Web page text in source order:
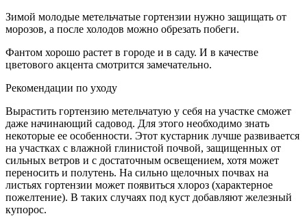
Зимой молодые метельчатые гортензии нужно защищать от
морозов, а после холодов можно обрезать побеги.
Фантом хорошо растет в городе и в саду. И в качестве
цветового акцента смотрится замечательно.
Рекомендации по уходу
Вырастить гортензию метельчатую у себя на участке сможет
даже начинающий садовод. Для этого необходимо знать
некоторые ее особенности. Этот кустарник лучше развивается
на участках с влажной глинистой почвой, защищенных от
сильных ветров и с достаточным освещением, хотя может
переносить и полутень. На сильно щелочных почвах на
листьях гортензии может появиться хлороз (характерное
пожелтение). В таких случаях под куст добавляют железный
купорос.